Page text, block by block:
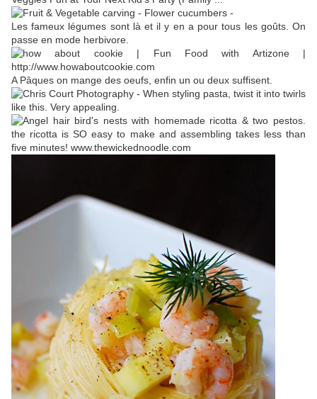
Les fameux légumes sont là et il y en a pour tous les goûts. On
passe en mode herbivore.
A Pâques on mange des oeufs, enfin un ou deux suffisent.